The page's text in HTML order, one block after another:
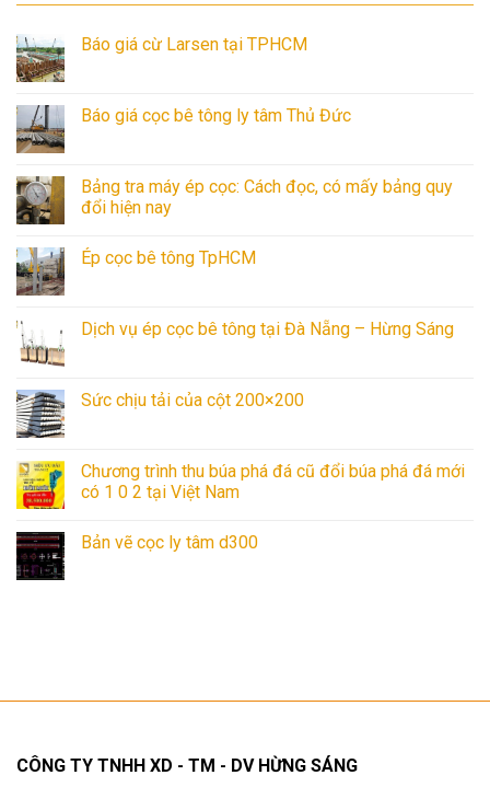
Báo giá cừ Larsen tại TPHCM
Báo giá cọc bê tông ly tâm Thủ Đức
Bảng tra máy ép cọc: Cách đọc, có mấy bảng quy
đổi hiện nay
Ép cọc bê tông TpHCM
Dịch vụ ép cọc bê tông tại Đà Nẵng – Hừng Sáng
Sức chịu tải của cột 200×200
Chương trình thu búa phá đá cũ đổi búa phá đá mới
có 1 0 2 tại Việt Nam
Bản vẽ cọc ly tâm d300
CÔNG TY TNHH XD - TM - DV HỪNG SÁNG